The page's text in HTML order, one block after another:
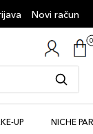
Novi račun
UP NICHE